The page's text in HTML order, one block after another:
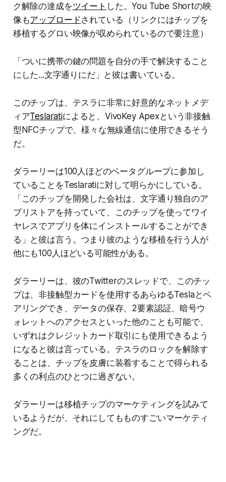
ク解除の達成をツイート した。You Tube Shortの映
像もアップロードされている（リンクにはチップを
移植するグロい映像が収められているので要注意）
「ついに携帯の鍵の問題を自分の手で解決すること
にした...文字通りにだ」と彼は書いている。
このチップは、テスラに非常に好意的なネットメデ
ィアTeslaratiによると、VivoKey Apexという非接触
型NFCチップで、様々な無線通信に使用できるそう
だ。
ダラーリーは100人ほどのベータグループに参加し
ていることをTeslaratiに対して明らかにしている。
「このチップを開発した会社は、文字通り独自のア
プリストアを持っていて、このチップを使ってワイ
ヤレスでアプリを体にインストールすることができ
る」と彼は言う。つまり彼のような移植を行う人が
他にも100人ほどいる可能性がある。
ダラーリーは、彼のTwitterのスレッドで、このチッ
プは、非接触型カードを使用するあらゆるTeslaとペ
アリングでき、データの保存、2要素認証、暗号ウ
ォレットへのアクセスといった他のことも可能で、
いずれはクレジットカード取引にも使用できるよう
になると彼は言っている。テスラのロックを解除す
ることは、チップを皮膚に装着することで得られる
多くの利点のひとつに過ぎない。
ダラーリーは移植チップのマーケティングを試みて
いるようだが、それにしてもものすごいマーケティ
ングだ。